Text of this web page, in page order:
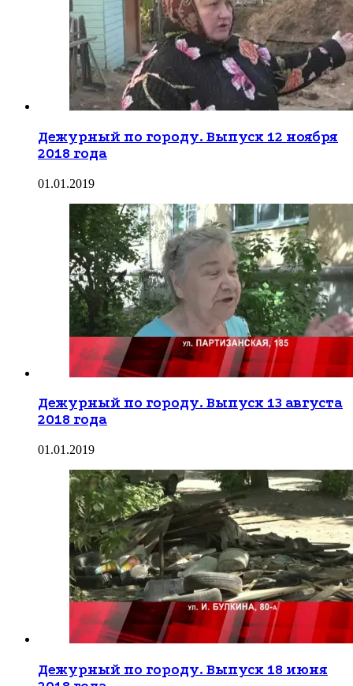
Дежурный по городу. Выпуск 12 ноября
2018 года
01.01.2019
Дежурный по городу. Выпуск 13 августа
2018 года
01.01.2019
Дежурный по городу. Выпуск 18 июня